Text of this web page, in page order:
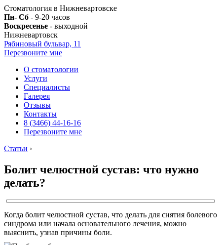
Стоматология в Нижневартовске
Пн- Сб - 9-20 часов
Воскресенье - выходной
Нижневартовск
Рябиновый бульвар, 11
Перезвоните мне
О стоматологии
Услуги
Специалисты
Галерея
Отзывы
Контакты
8 (3466) 44-16-16
Перезвоните мне
Статьи ›
Болит челюстной сустав: что нужно
делать?
Когда болит челюстной сустав, что делать для снятия болевого
синдрома или начала основательного лечения, можно
выяснить, узнав причины боли.